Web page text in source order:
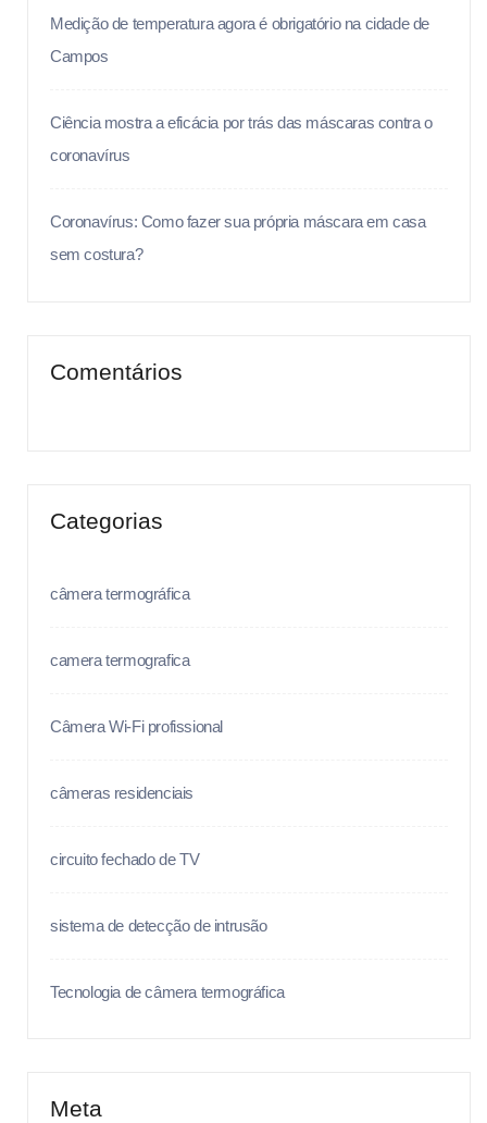
Medição de temperatura agora é obrigatório na cidade de
Campos
Ciência mostra a eficácia por trás das máscaras contra o
coronavírus
Coronavírus: Como fazer sua própria máscara em casa
sem costura?
Comentários
Categorias
câmera termográfica
camera termografica
Câmera Wi-Fi profissional
câmeras residenciais
circuito fechado de TV
sistema de detecção de intrusão
Tecnologia de câmera termográfica
Meta